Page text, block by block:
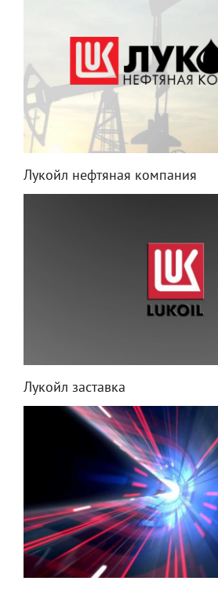
Лукойл нефтяная компания
Лукойл заставка